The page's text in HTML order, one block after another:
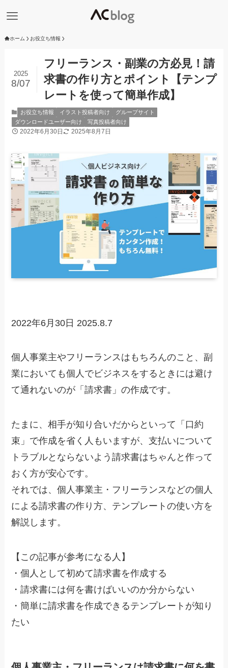
ホーム お役立ち情報
フリーランス・副業の方必見！請
求書の作り方とポイント【テンプ
レートを使って簡単作成】
2025
8/07
お役立ち情報 イラスト投稿者向け
グループサイト
ダウンロードユーザー向け
写真投稿者向け
2022年6月30日 2025年8月7日
2022年6月30日 2025.8.7
個人事業主やフリーランスはもちろんのこと、副
業においても個人でビジネスをするときには避け
て通れないのが「請求書」の作成です。
たまに、相手が知り合いだからといって「口約
束」で作成を省く人もいますが、支払いについて
トラブルとならないよう請求書はちゃんと作って
おく方が安心です。
それでは、個人事業主・フリーランスなどの個人
による請求書の作り方、テンプレートの使い方を
解説します。
【この記事が参考になる人】
・個人として初めて請求書を作成する
・請求書には何を書けばいいのか分からない
・簡単に請求書を作成できるテンプレートが知り
たい